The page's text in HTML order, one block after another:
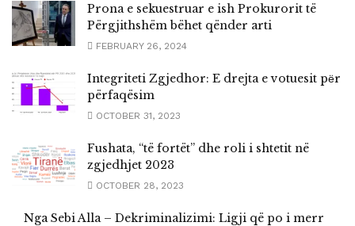
Prona e sekuestruar e ish Prokurorit të
Përgjithshëm bëhet qënder arti
FEBRUARY 26, 2024
Integriteti Zgjedhor: E drejta e votuesit pёr
përfaqësim
OCTOBER 31, 2023
Fushata, “të fortët” dhe roli i shtetit në
zgjedhjet 2023
OCTOBER 28, 2023
Nga Sebi Alla – Dekriminalizimi: Ligji që po i merr